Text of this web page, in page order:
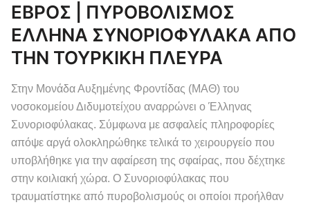
ΕΒΡΟΣ | ΠΥΡΟΒΟΛΙΣΜΟΣ
ΕΛΛΗΝΑ ΣΥΝΟΡΙΟΦΥΛΑΚΑ ΑΠΟ
ΤΗΝ ΤΟΥΡΚΙΚΗ ΠΛΕΥΡΑ
Στην Μονάδα Αυξημένης Φροντίδας (ΜΑΘ) του
νοσοκομείου Διδυμοτείχου αναρρώνει ο Έλληνας
Συνοριοφύλακας. Σύμφωνα με ασφαλείς πληροφορίες
απόψε αργά ολοκληρώθηκε τελικά το χειρουργείο που
υποβλήθηκε για την αφαίρεση της σφαίρας, που δέχτηκε
στην κοιλιακή χώρα. Ο Συνοριοφύλακας που
τραυματίστηκε από πυροβολισμούς οι οποίοι προήλθαν